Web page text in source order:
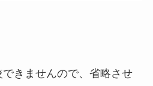
きませんので、省略させ